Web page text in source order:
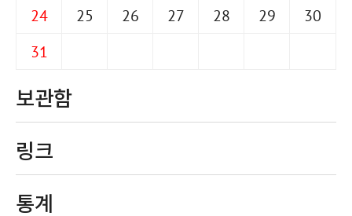
24
25 26 27 28 29
30
31
보관함
링크
통계